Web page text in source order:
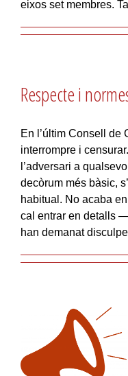
eixos set membres.
Respecte i
En l’últim Consell de
interrompre i
l’adversari a
decòrum més bàsic,
habitual. No acaba
cal entrar en detalls
han demanat